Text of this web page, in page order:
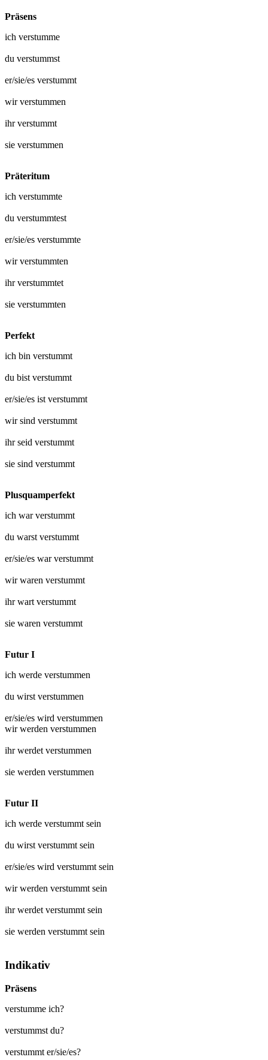
Präsens
ich verstumme
du verstummst
er/sie/es verstummt
wirverstummen
ihrverstummt
sie verstummen
Präteritum
ich verstummte
du verstummtest
er/sie/es verstummte
wirverstummten
ihrverstummtet
sie verstummten
Perfekt
ich bin verstummt
du bist verstummt
er/sie/es ist verstummt
wir sind verstummt
ihr seid verstummt
sie sind verstummt
Plusquamperfekt
ich warverstummt
du warst verstummt
er/sie/es warverstummt
wir waren verstummt
ihr wart verstummt
sie waren verstummt
Futur I
ich werde verstummen
du wirst verstummen
er/sie/es wird verstummen
wir werden verstummen
ihr werdet verstummen
sie werden verstummen
Futur II
ich werde verstummt sein
du wirst verstummt sein
er/sie/es wird verstummt sein
wir werden verstummt sein
ihr werdet verstummt sein
sie werden verstummt sein
Indikativ
Präsens
verstumme ich?
verstummst du?
verstummt er/sie/es?